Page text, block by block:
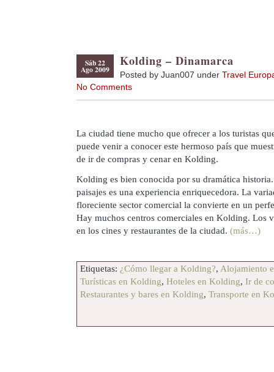
Sáb 22
Ago 2009
Kolding – Dinamarca
Posted by Juan007 under Travel
No Comments
La ciudad tiene mucho que ofrecer a los turistas
puede venir a conocer este hermoso país que
de ir de compras y cenar en Kolding.
Kolding es bien conocida por su dramática
paisajes es una experiencia enriquecedora. La
floreciente sector comercial la convierte en un
Hay muchos centros comerciales en Kolding. Los
en los cines y restaurantes de la ciudad. (más…)
Etiquetas: ¿Cómo llegar a Kolding?, Alojamiento
Turísticas en Kolding, Hoteles en Kolding, Ir de
Restaurantes y bares en Kolding, Transporte en